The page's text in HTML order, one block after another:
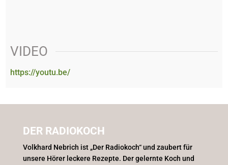
VIDEO
https://youtu.be/
DER RADIOKOCH
Volkhard Nebrich ist „Der Radiokoch“ und zaubert für
unsere Hörer leckere Rezepte. Der gelernte Koch und